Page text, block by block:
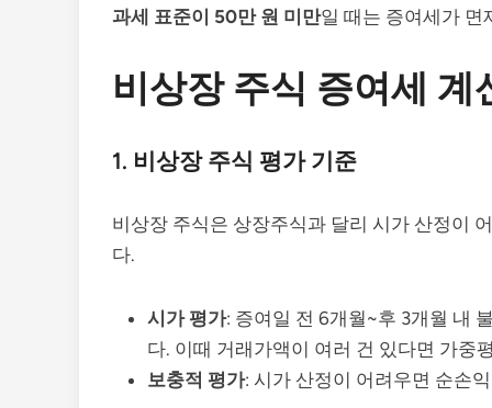
과세 표준이 50만 원 미만일 때는 증여세가 면
비상장 주식 증여세 계
1. 비상장 주식 평가 기준
비상장 주식은 상장주식과 달리 시가 산정이
다.
시가 평가: 증여일 전 6개월~후 3개월 내
다. 이때 거래가액이 여러 건 있다면 가중
보충적 평가: 시가 산정이 어려우면 순손